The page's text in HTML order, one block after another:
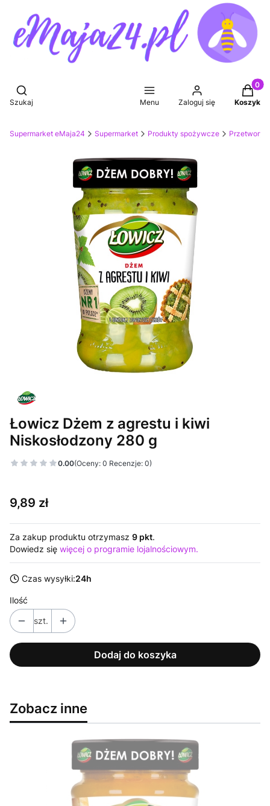
Otwórz wyszukiwarkę
Szukaj Menu Zaloguj się Koszyk
Supermarket eMaja24 Supermarket Produkty spożywcze Przetwory
Łowicz Dżem z agrestu i kiwi
Niskosłodzony 280 g
0.00(Oceny: 0 Recenzje: 0)
Cena
9,89 zł
Za zakup produktu otrzymasz 9 pkt.
Dowiedz się więcej o programie lojalnościowym.
Czas wysyłki:24h
Ilość
szt.
Dodaj do koszyka
Zobacz inne